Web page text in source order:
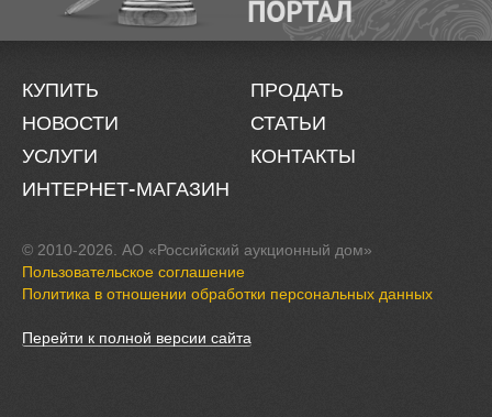
КУПИТЬ
ПРОДАТЬ
НОВОСТИ
СТАТЬИ
УСЛУГИ
КОНТАКТЫ
ИНТЕРНЕТ-МАГАЗИН
© 2010-2026. АО «Российский аукционный дом»
Пользовательское соглашение
Политика в отношении обработки персональных данных
Перейти к полной версии сайта